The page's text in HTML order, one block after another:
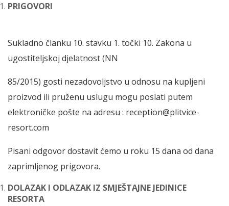
PRIGOVORI
Sukladno članku 10. stavku 1. točki 10. Zakona u
ugostiteljskoj djelatnost (NN
85/2015) gosti nezadovoljstvo u odnosu na kupljeni
proizvod ili pruženu uslugu mogu poslati putem
elektroničke pošte na adresu : reception@plitvice-
resort.com
Pisani odgovor dostavit ćemo u roku 15 dana od dana
zaprimljenog prigovora.
DOLAZAK I ODLAZAK IZ SMJEŠTAJNE JEDINICE
RESORTA